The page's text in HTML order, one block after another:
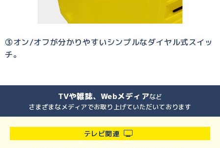
➂オン/オフが分かりやすいシンプルなダイヤル式スイッ
チ。
TVや雑誌、Webメディアなど
さまざまなメディアでお取り上げていただいております
テレビ関連